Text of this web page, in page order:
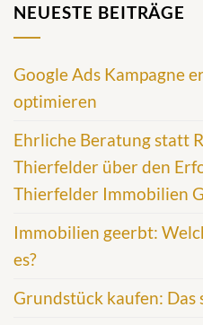
NEUESTE BEITRÄGE
Google Ads Kampagne
optimieren
Ehrliche Beratung statt
Thierfelder über den
Thierfelder Immobilien
Immobilien geerbt:
es?
Grundstück kaufen: